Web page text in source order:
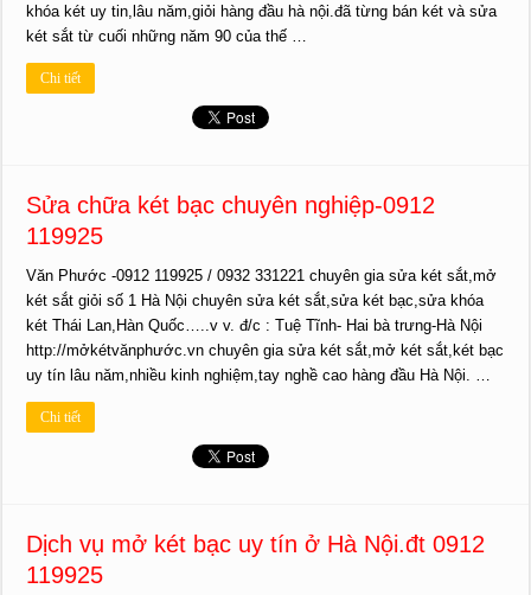
khóa két uy tin,lâu năm,giỏi hàng đầu hà nội.đã từng bán két và sửa
két sắt từ cuối những năm 90 của thế …
Chi tiết
Sửa chữa két bạc chuyên nghiệp-0912
119925
Văn Phước -0912 119925 / 0932 331221 chuyên gia sửa két sắt,mở
két sắt giỏi số 1 Hà Nội chuyên sửa két sắt,sửa két bạc,sửa khóa
két Thái Lan,Hàn Quốc…..v v. đ/c : Tuệ Tĩnh- Hai bà trưng-Hà Nội
http://mởkétvănphước.vn chuyên gia sửa két sắt,mở két sắt,két bạc
uy tín lâu năm,nhiều kinh nghiệm,tay nghề cao hàng đầu Hà Nội. …
Chi tiết
Dịch vụ mở két bạc uy tín ở Hà Nội.đt 0912
119925